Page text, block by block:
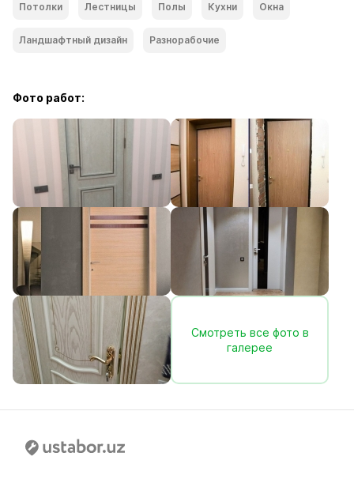
Потолки Лестницы Полы Кухни Окна
Ландшафтный дизайн Разнорабочие
Фото работ:
Смотреть все фото в
галерее